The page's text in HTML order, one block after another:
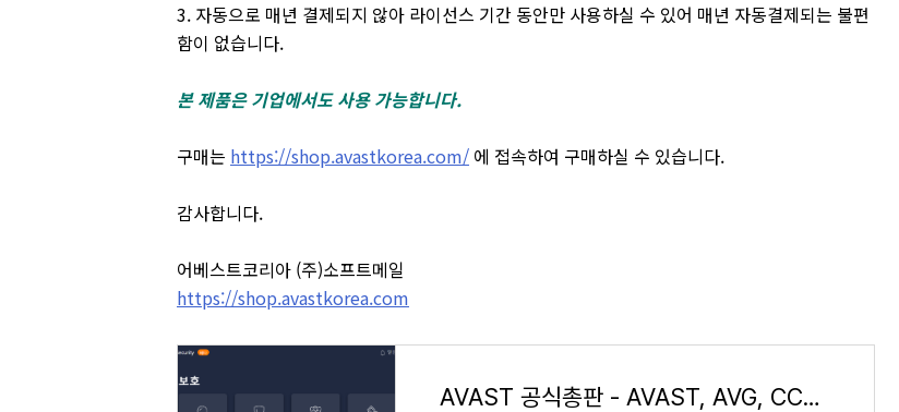
3. 자동으로 매년 결제되지 않아 라이선스 기간 동안만 사용하실 수 있어 매년 자동결제되는 불편
함이 없습니다.
본 제품은 기업에서도 사용 가능합니다.
구매는 https://shop.avastkorea.com/ 에 접속하여 구매하실 수 있습니다.
감사합니다.
어베스트코리아 (주)소프트메일
https://shop.avastkorea.com
AVAST 공식총판 - AVAST, AVG, CCLEANER 정품구매